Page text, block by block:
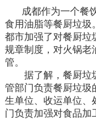
成都作为一个餐饮
食用油脂等餐厨垃圾
都市加强了对餐厨垃
规章制度，对火锅老
管。
据了解，餐厨垃圾
管部门负责餐厨垃圾
生单位、收运单位、
门负责加强对食品加